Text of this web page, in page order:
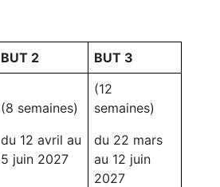
BUT 2 BUT 3
(8 semaines)
du 12 avril au
5 juin 2027
(12
semaines)
du 22 mars
au 12 juin
2027